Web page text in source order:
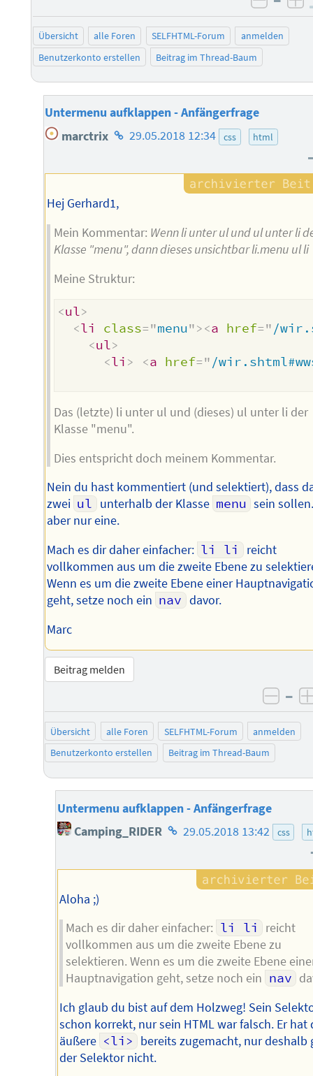
Übersicht alle Foren SELFHTML-Forum
anmelden
Benutzerkonto erstellen
Beitrag im Thread-Baum
Untermenu aufklappen - Anfängerfrage
marctrix Homepage
Autors
29.05.2018 12:34 css html
Hej Gerhard1,
Mein Kommentar: Wenn li unter ul und ul unter li
Klasse "menu", dann dieses unsichtbar li.menu ul li
Meine Struktur:
<ul>
<li class="menu"><a href=" /
<ul>
<li > <a href=" /
Das (letzte) li unter ul und (dieses) ul unter li der
Klasse "menu".
Dies entspricht doch meinem Kommentar.
Nein du hast kommentiert (und selektiert), dass
zwei ul unterhalb der Klasse menu sein
aber nur eine.
Mach es dir daher einfacher: li li
reicht
vollkommen aus um die zweite Ebene zu
Wenn es um die zweite Ebene einer
geht, setze noch ein nav davor.
Marc
Beitrag melden
–
Übersicht alle Foren SELFHTML-Forum
anmelden
Benutzerkonto erstellen
Beitrag im Thread-Baum
Untermenu aufklappen - Anfängerfrage
Camping_RIDER Homepage
Autors
29.05.2018 13:42 css
Aloha ;)
Mach es dir daher einfacher: li li
reicht
vollkommen aus um die zweite Ebene zu
selektieren. Wenn es um die zweite Ebene
Hauptnavigation geht, setze noch ein nav
Ich glaub du bist auf dem Holzweg! Sein
schon korrekt, nur sein HTML war falsch. Er hat
äußere <li> bereits zugemacht, nur deshalb
der Selektor nicht.